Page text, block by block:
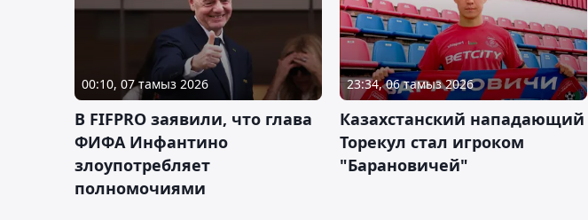
00:10, 07 тамыз 2026
В FIFPRO заявили, что глава
ФИФА Инфантино
злоупотребляет
полномочиями
23:34, 06 тамыз 2026
Казахстанский нападающий
Торекул стал игроком
"Барановичей"